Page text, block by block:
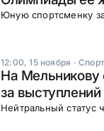
Юную спортсменку
12:00, 15 ноября ·
На Мельникову
за
Нейтральный статус